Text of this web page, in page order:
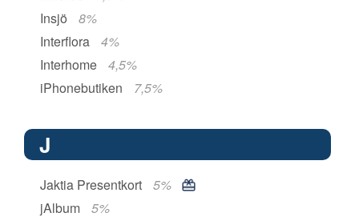
Insjö
8%
Interflora
4%
Interhome
4,5%
iPhonebutiken
7,5%
J
Jaktia Presentkort
5%
jAlbum
5%